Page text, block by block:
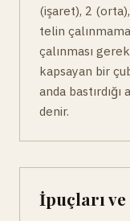
(işaret), 2
telin
çalınması
kapsayan bir
anda
denir.
İpuçları